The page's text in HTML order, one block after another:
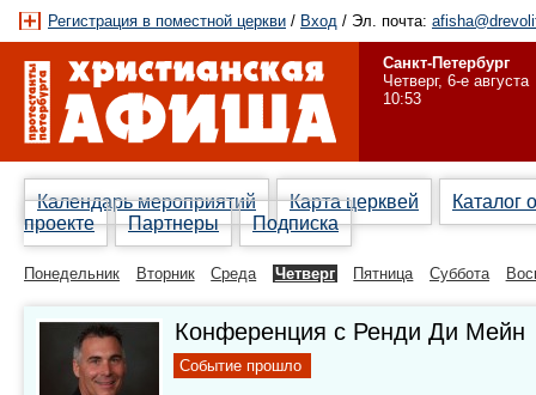
Регистрация в поместной церкви / Вход / Эл. почта:
Санкт-Петербург
Четверг, 6-е августа
10:53
Календарь мероприятий Карта церквей
Каталог
проекте
Партнеры Подписка
Понедельник Вторник Среда Четверг Пятница Суббота
Конференция с Ренди Ди Мейн
Событие прошло